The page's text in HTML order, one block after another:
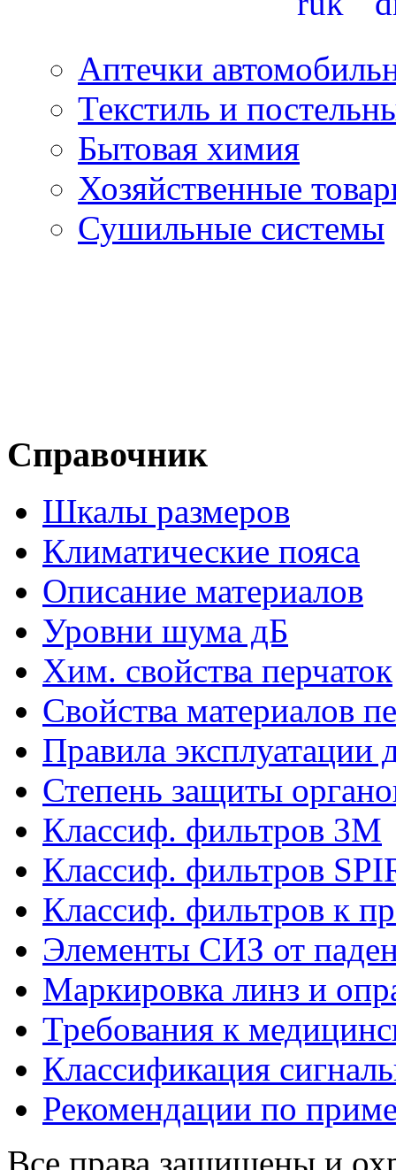
Аптечки
Текстиль и
Бытовая химия
Хозяйственные
Сушильные системы
Справочник
Шкалы размеров
Климатические пояса
Описание материалов
Уровни шума дБ
Хим. свойства перчаток
Свойства материалов
Правила эксплуатации
Степень защиты
Классиф. фильтров 3М
Классиф. фильтров
Классиф. фильтров к
Элементы СИЗ от
Маркировка линз и
Требования к
Классификация
Рекомендации по